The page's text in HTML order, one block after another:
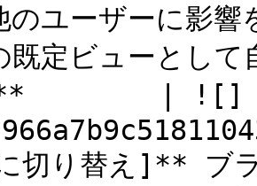
のユーザーに影
既定ビューとし
**        | ![]
り替え]** ブラ